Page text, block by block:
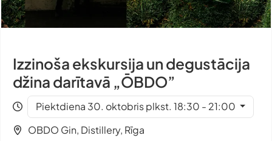
Izzinoša ekskursija un degustācija
džina darītavā „ŌBDO”
Piektdiena 30. oktobris plkst. 18:30 - 21:00
OBDO Gin, Distillery, Rīga